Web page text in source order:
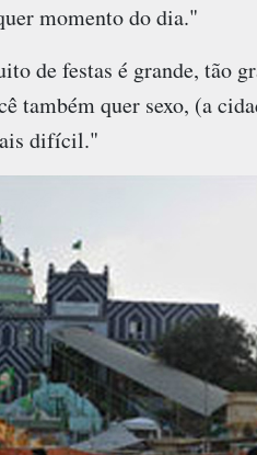
momento do dia."
de festas é grande, tão
também quer sexo, (a
difícil."